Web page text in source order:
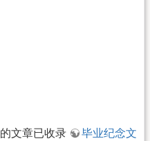
的文章已收录
毕业纪念文